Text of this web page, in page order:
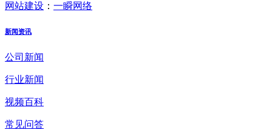
网站建设 ： 一瞬网络
新闻资讯
公司新闻
行业新闻
视频百科
常见问答